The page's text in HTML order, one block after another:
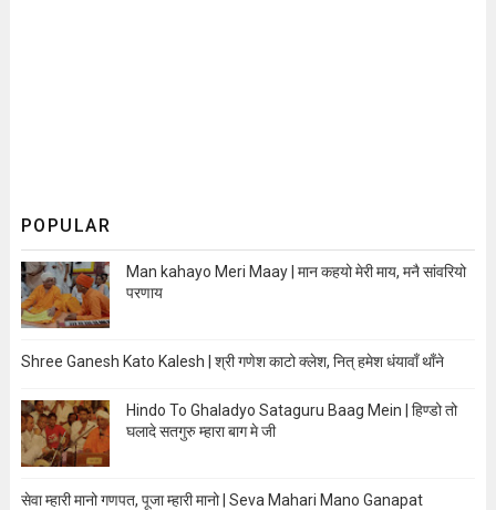
POPULAR
Man kahayo Meri Maay | मान कहयो मेरी माय, मनै सांवरियो
परणाय
Shree Ganesh Kato Kalesh | श्री गणेश काटो क्लेश, नित् हमेश धंयावाँ थाँने
Hindo To Ghaladyo Sataguru Baag Mein | हिण्डो तो
घलादे सतगुरु म्हारा बाग मे जी
सेवा म्हारी मानो गणपत, पूजा म्हारी मानो | Seva Mahari Mano Ganapat